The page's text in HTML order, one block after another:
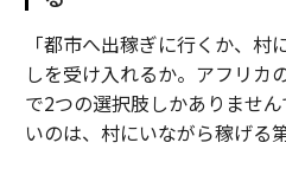
「都市へ出稼ぎに行くか、村
しを受け入れるか。アフリカ
で2つの選択肢しかありませ
いのは、村にいながら稼げる